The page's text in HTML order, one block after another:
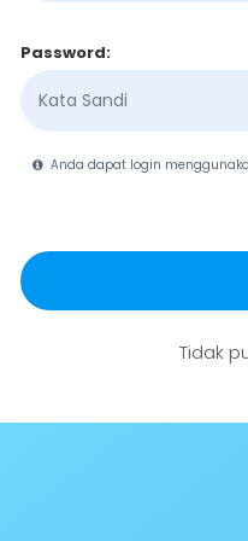
Password:
Anda dapat login
Tidak